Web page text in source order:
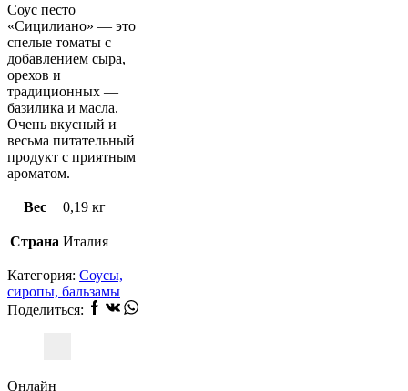
Соус песто
«Сицилиано» — это
спелые томаты с
добавлением сыра,
орехов и
традиционных —
базилика и масла.
Очень вкусный и
весьма питательный
продукт с приятным
ароматом.
Вес 0,19 кг
Страна Италия
Категория: Соусы,
сиропы, бальзамы
Поделиться: Facebook
Vk Whatsapp
Онлайн